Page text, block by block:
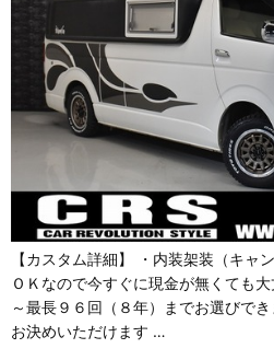
【カスタム詳細】 ・内装架装（キ
ＯＫなので今すぐに現金が無くても
～最長９６回（８年）までお選びで
お決めいただけます …